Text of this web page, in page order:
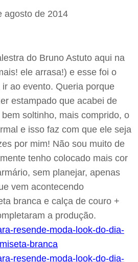
agosto de 2014
do Bruno Astuto aqui na
ele arrasa!) e esse foi o
ao evento. Queria porque
estampado que acabei de
soltinho, mais comprido, o
e isso faz com que ele seja
por mim! Não sou muito de
tenho colocado mais cor
sem planejar, apenas
vem acontecendo
branca e calça de couro +
a produção.